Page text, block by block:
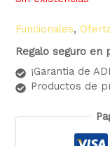
Funcionales,
Regalo seguro en
¡Garantia de
Productos de